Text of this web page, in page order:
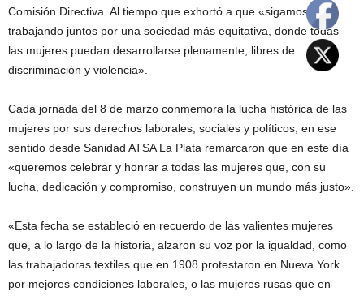
Comisión Directiva. Al tiempo que exhortó a que «sigamos
trabajando juntos por una sociedad más equitativa, donde todas
las mujeres puedan desarrollarse plenamente, libres de
discriminación y violencia».
Cada jornada del 8 de marzo conmemora la lucha histórica de las
mujeres por sus derechos laborales, sociales y políticos, en ese
sentido desde Sanidad ATSA La Plata remarcaron que en este día
«queremos celebrar y honrar a todas las mujeres que, con su
lucha, dedicación y compromiso, construyen un mundo más justo».
«Esta fecha se estableció en recuerdo de las valientes mujeres
que, a lo largo de la historia, alzaron su voz por la igualdad, como
las trabajadoras textiles que en 1908 protestaron en Nueva York
por mejores condiciones laborales, o las mujeres rusas que en